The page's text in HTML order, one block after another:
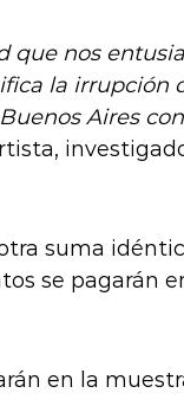
que nos
la irrupción
Aires
suma
se pagarán
en la